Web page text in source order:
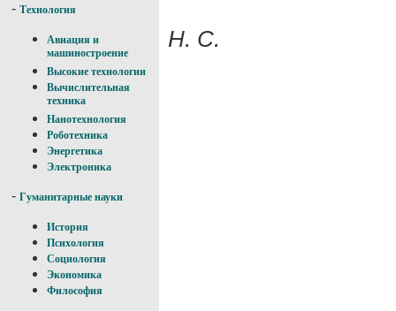
- Технология
Авиация и
машиностроение
Высокие технологии
Вычислительная
техника
Нанотехнология
Роботехника
Энергетика
Электроника
- Гуманитарные науки
История
Психология
Социология
Экономика
Философия
Н. С.